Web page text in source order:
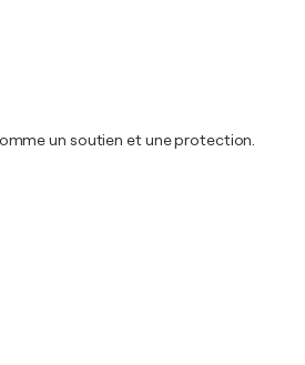
un soutien et une protection.